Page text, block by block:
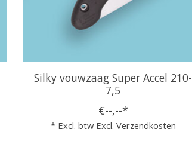
Silky vouwzaag Super Accel 210-
7,5
€--,--*
* Excl. btw Excl. Verzendkosten